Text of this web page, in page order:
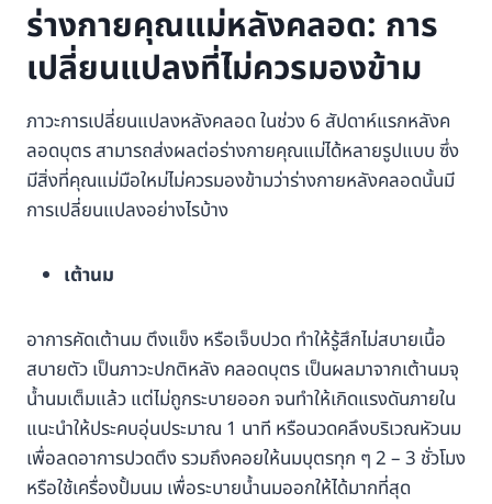
ร่างกายคุณแม่หลังคลอด: การ
เปลี่ยนแปลงที่ไม่ควรมองข้าม
ภาวะการเปลี่ยนแปลงหลังคลอด ในช่วง 6 สัปดาห์แรกหลังค
ลอดบุตร สามารถส่งผลต่อร่างกายคุณแม่ได้หลายรูปแบบ ซึ่ง
มีสิ่งที่คุณแม่มือใหม่ไม่ควรมองข้ามว่าร่างกายหลังคลอดนั้นมี
การเปลี่ยนแปลงอย่างไรบ้าง
เต้านม
อาการคัดเต้านม ตึงแข็ง หรือเจ็บปวด ทำให้รู้สึกไม่สบายเนื้อ
สบายตัว เป็นภาวะปกติหลัง คลอดบุตร เป็นผลมาจากเต้านมจุ
น้ำนมเต็มแล้ว แต่ไม่ถูกระบายออก จนทำให้เกิดแรงดันภายใน
แนะนำให้ประคบอุ่นประมาณ 1 นาที หรือนวดคลึงบริเวณหัวนม
เพื่อลดอาการปวดตึง รวมถึงคอยให้นมบุตรทุก ๆ 2 – 3 ชั่วโมง
หรือใช้เครื่องปั้มนม เพื่อระบายน้ำนมออกให้ได้มากที่สุด